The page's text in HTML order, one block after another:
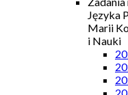
Języka
Marii
i Nauki